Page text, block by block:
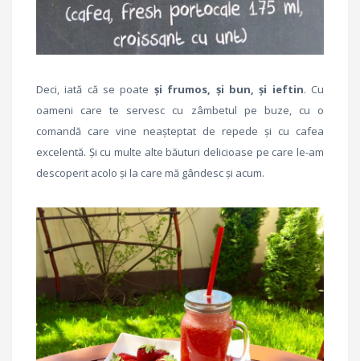
Deci, iată că se poate și frumos, și bun, și ieftin. Cu
oameni care te servesc cu zâmbetul pe buze, cu o
comandă care vine neașteptat de repede și cu cafea
excelentă. Și cu multe alte băuturi delicioase pe care le-am
descoperit acolo și la care mă gândesc și acum.